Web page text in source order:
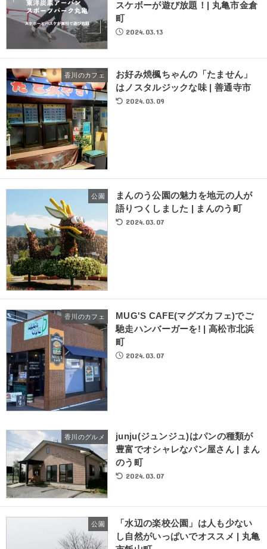
スケボーが遊び放題！| 丸亀市金倉
町
2024.03.13
香川のカフェ
お好み焼楓ちゃんの「たません」
はノスタルジックな味 | 善通寺市
2024.03.09
公園
まんのう公園の魅力を地元の人が
語りつくしました | まんのう町
2024.03.07
香川のカフェ
MUG'S CAFE(マグズカフェ)でご
馳走ハンバーガーを! | 高松市北浜
町
2024.03.07
香川のグルメ
junju(ジュンジュ)はパンの種類が
豊富でオシャレなパン屋さん | まん
のう町
2024.03.07
公園
「水辺の楽校公園」は人も少ない
し自然がいっぱいでオススメ | 丸亀